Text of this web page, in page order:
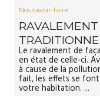
Nos savoir-faire
Le ravalement de
en état de celle-ci.
à cause de la
fait, les effets se
votre habitation. ...